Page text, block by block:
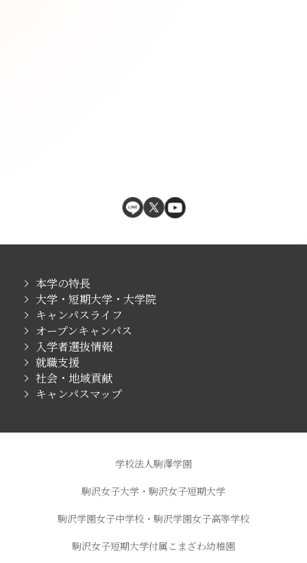
本学の特長
大学・短期大学・大学院
キャンパスライフ
オープンキャンパス
入学者選抜情報
就職支援
社会・地域貢献
キャンパスマップ
学校法人駒澤学園
駒沢女子大学・駒沢女子短期大学
駒沢学園女子中学校・駒沢学園女子高等学校
駒沢女子短期大学付属こまざわ幼稚園